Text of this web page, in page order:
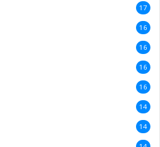
17
16
16
16
16
14
14